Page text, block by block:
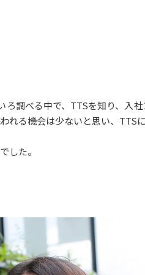
調べる中で、TTSを知り、入
れる機会は少ないと思い、TTS
した。